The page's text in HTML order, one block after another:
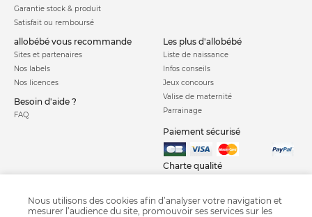
Garantie stock & produit
Satisfait ou remboursé
allobébé vous recommande
Sites et partenaires
Nos labels
Nos licences
Besoin d'aide ?
FAQ
les plus d'allobébé
Liste de naissance
Infos conseils
Jeux concours
Valise de maternité
Parrainage
Paiement sécurisé
Charte qualité
Nous utilisons des cookies afin d’analyser votre navigation et
mesurer l’audience du site, promouvoir ses services sur les